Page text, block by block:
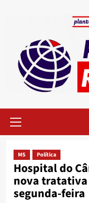
Menu
MS Política
Hospital do
nova
segunda-feira